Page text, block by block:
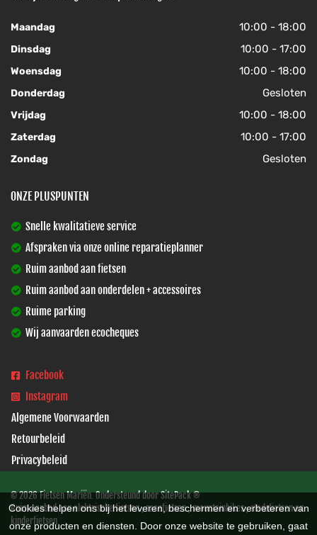
Maandag 10:00 - 18:00
Dinsdag 10:00 - 17:00
Woensdag 10:00 - 18:00
Donderdag Gesloten
Vrijdag 10:00 - 18:00
Zaterdag 10:00 - 17:00
Zondag Gesloten
ONZE PLUSPUNTEN
Snelle kwalitatieve service
Afspraken via onze online reparatieplanner
Ruim aanbod aan fietsen
Ruim aanbod aan onderdelen + accessoires
Ruime parking
Wij aanvaarden ecocheques
Facebook
Instagram
Algemene Voorwaarden
Retourbeleid
Privacybeleid
© 2026 Fietsen Mariën. Ondersteund doorSitePack ®
Ruim aanbod aan elektrische fietsen , racefietsen , mountainbikes , stadsfietsen en
kinderfietsen.
Cookies helpen ons bij het leveren, beschermen en verbeteren van
onze producten en diensten. Door onze website te gebruiken, gaat